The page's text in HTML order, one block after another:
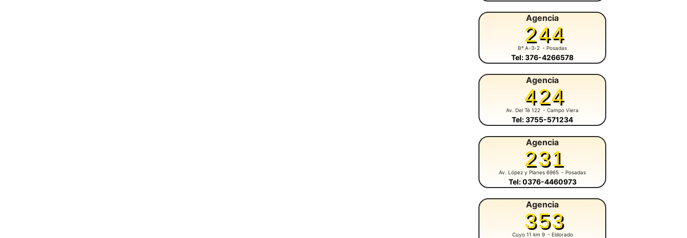
Agencia
244
Bº A-3-2 - Posadas
Tel: 376-4266578
Agencia
424
Av. Del Té 122 - Campo Viera
Tel: 3755-571234
Agencia
231
Av. López y Planes 6965 - Posadas
Tel: 0376-4460973
Agencia
353
Cuyo 11 km 9 - Eldorado